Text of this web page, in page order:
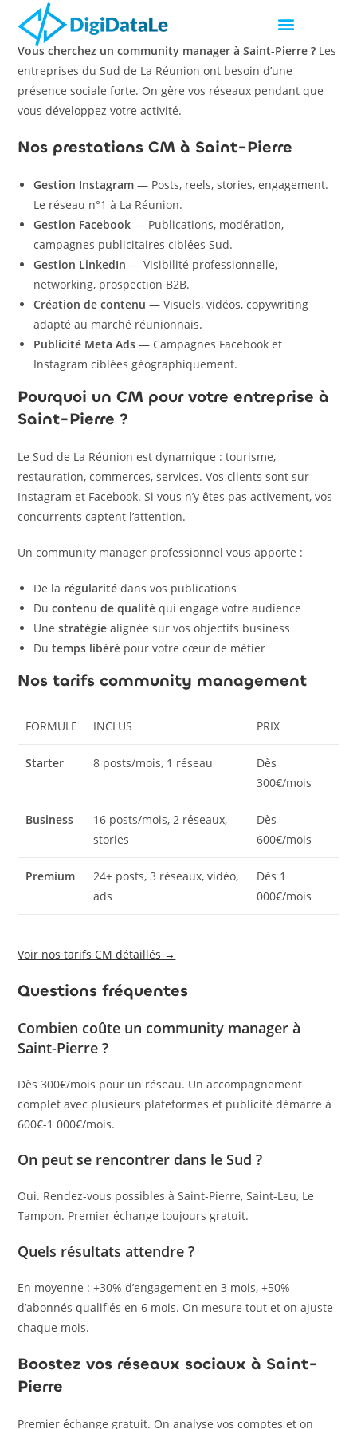
Vous cherchez un community manager à Saint-Pierre ? Les
entreprises du Sud de La Réunion ont besoin d’une
présence sociale forte. On gère vos réseaux pendant que
vous développez votre activité.
Nos prestations CM à Saint-Pierre
Gestion Instagram — Posts, reels, stories, engagement.
Le réseau n°1 à La Réunion.
Gestion Facebook — Publications, modération,
campagnes publicitaires ciblées Sud.
Gestion LinkedIn — Visibilité professionnelle,
networking, prospection B2B.
Création de contenu — Visuels, vidéos, copywriting
adapté au marché réunionnais.
Publicité Meta Ads — Campagnes Facebook et
Instagram ciblées géographiquement.
Pourquoi un CM pour votre entreprise à
Saint-Pierre ?
Le Sud de La Réunion est dynamique : tourisme,
restauration, commerces, services. Vos clients sont sur
Instagram et Facebook. Si vous n’y êtes pas activement, vos
concurrents captent l’attention.
Un community manager professionnel vous apporte :
De la régularité dans vos publications
Ducontenu de qualité qui engage votre audience
Unestratégie alignée sur vos objectifs business
Dutemps libéré pour votre cœur de métier
Nos tarifs community management
FORMULE INCLUS PRIX
Starter 8 posts/mois, 1 réseau
Dès
300€/mois
Business
16 posts/mois, 2 réseaux,
stories
Dès
600€/mois
Premium
24+ posts, 3 réseaux, vidéo,
ads
Dès 1
000€/mois
Voir nos tarifs CM détaillés →
Questions fréquentes
Combien coûte un community manager à
Saint-Pierre ?
Dès 300€/mois pour un réseau. Un accompagnement
complet avec plusieurs plateformes et publicité démarre à
600€-1 000€/mois.
On peut se rencontrer dans le Sud ?
Oui. Rendez-vous possibles à Saint-Pierre, Saint-Leu, Le
Tampon. Premier échange toujours gratuit.
Quels résultats attendre ?
En moyenne : +30% d’engagement en 3 mois, +50%
d’abonnés qualifiés en 6 mois. On mesure tout et on ajuste
chaque mois.
Boostez vos réseaux sociaux à Saint-
Pierre
Premier échange gratuit. On analyse vos comptes et on